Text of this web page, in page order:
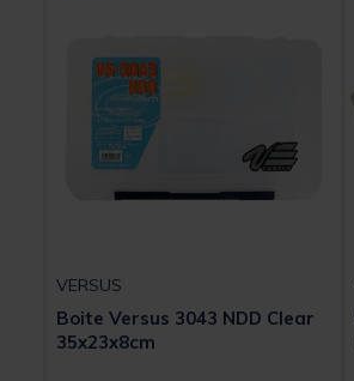
VERSUS
Boite Versus 3043 NDD Clear
35x23x8cm